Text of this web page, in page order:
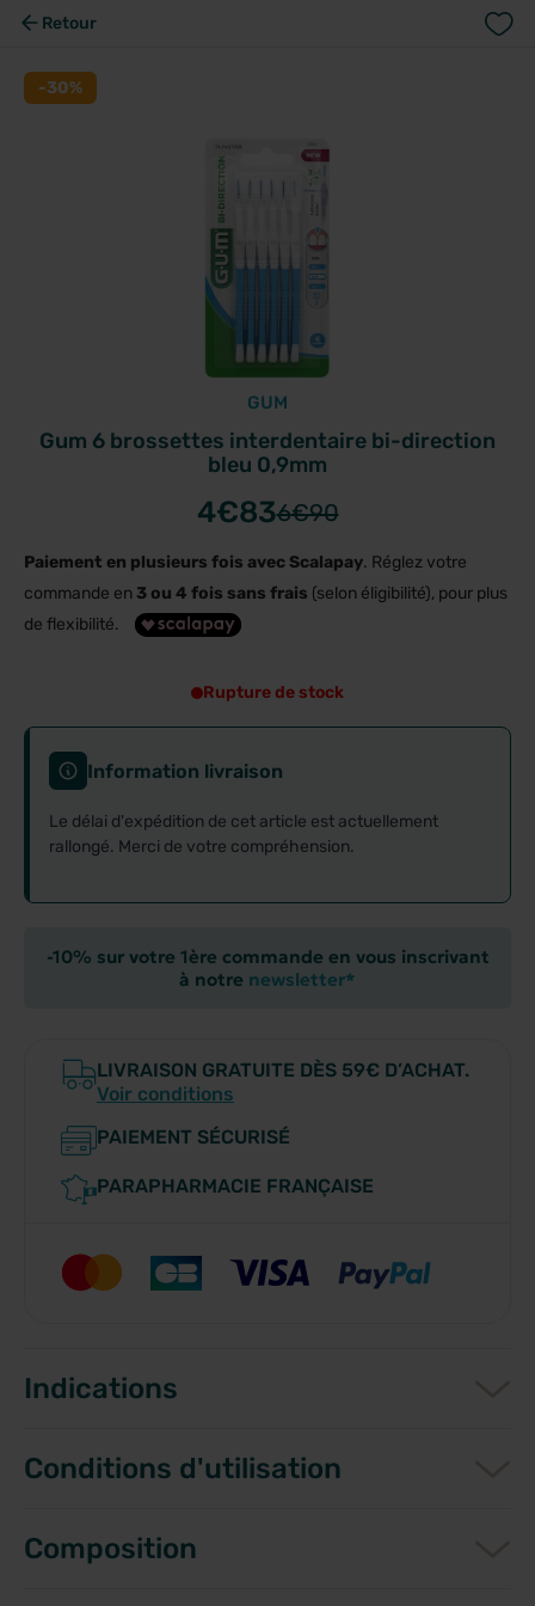
Retour
GUM
Gum 6 brossettes interdentaire bi-direction
bleu 0,9mm
4€836€90
Paiement en plusieurs fois avec Scalapay. Réglez votre
commande en 3 ou 4 fois sans frais (selon éligibilité), pour plus
de flexibilité.
Rupture de stock
Information livraison
Le délai d'expédition de cet article est actuellement
rallongé. Merci de votre compréhension.
-10% sur votre 1ère commande en vous inscrivant
à notre newsletter*
LIVRAISON GRATUITE DÈS 59€ D’ACHAT.
Voir conditions
PAIEMENT SÉCURISÉ
PARAPHARMACIE FRANÇAISE
-30%
Indications
Conditions d'utilisation
Composition